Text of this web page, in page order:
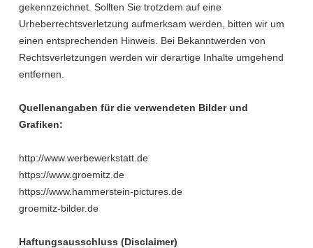
gekennzeichnet. Sollten Sie trotzdem auf eine
Urheberrechtsverletzung aufmerksam werden, bitten wir um
einen entsprechenden Hinweis. Bei Bekanntwerden von
Rechtsverletzungen werden wir derartige Inhalte umgehend
entfernen.
Quellenangaben für die verwendeten Bilder und
Grafiken:
http://www.werbewerkstatt.de
https://www.groemitz.de
https://www.hammerstein-pictures.de
groemitz-bilder.de
Haftungsausschluss (Disclaimer)